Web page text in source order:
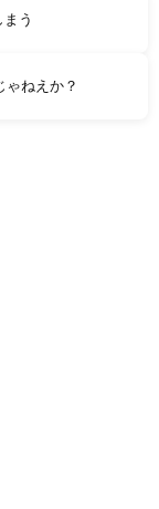
う
ゃねえか？